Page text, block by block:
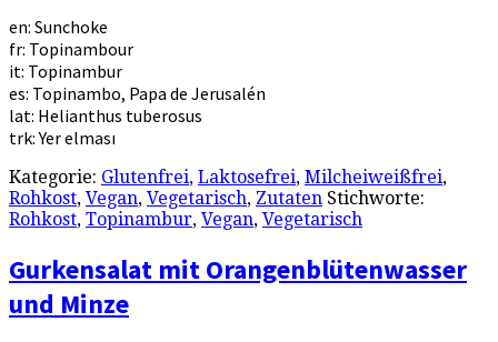
en: Sunchoke
fr: Topinambour
it: Topinambur
es: Topinambo, Papa de Jerusalén
lat: Helianthus tuberosus
trk: Yer elması
Kategorie: Glutenfrei, Laktosefrei, Milcheiweißfrei,
Rohkost, Vegan, Vegetarisch, Zutaten Stichworte:
Rohkost, Topinambur, Vegan, Vegetarisch
Gurkensalat mit Orangenblütenwasser
und Minze